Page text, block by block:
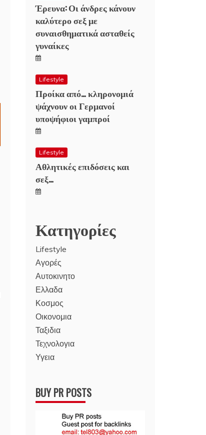
Έρευνα: Οι άνδρες κάνουν
καλύτερο σεξ με
συναισθηματικά ασταθείς
γυναίκες
Lifestyle
Προίκα από… κληρονομιά
ψάχνουν οι Γερμανοί
υποψήφιοι γαμπροί
Lifestyle
Αθλητικές επιδόσεις και
σεξ…
Κατηγορίες
Lifestyle
Αγορές
Αυτοκινητο
Ελλαδα
Κοσμος
Οικονομια
Ταξιδια
Τεχνολογια
Υγεια
BUY PR POSTS